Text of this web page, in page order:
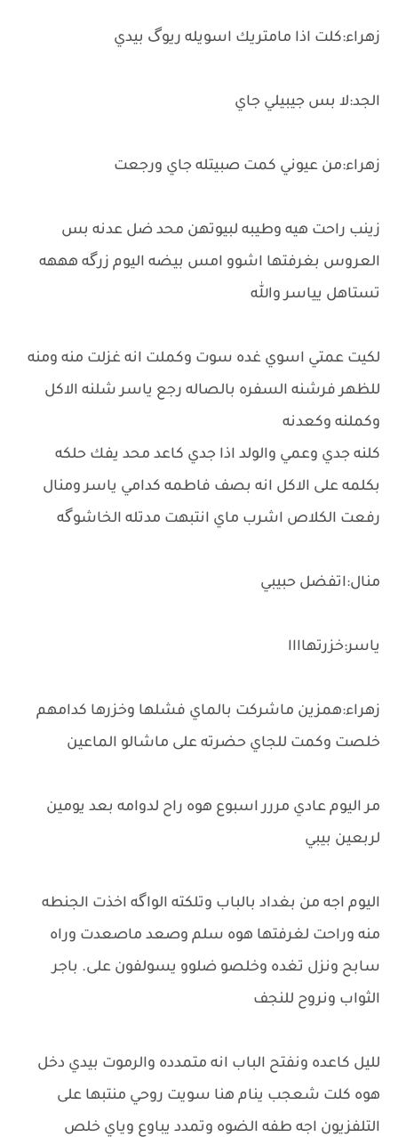
زهراء:كلت اذا مامتريك اسويله ريوگ بيدي
الجد:لا بس جيبيلي جاي
زهراء:من عيوني كمت صبيتله جاي ورجعت
زينب راحت هيه وطيبه لبيوتهن محد ضل عدنه بس
العروس بغرفتها اشوو امس بيضه اليوم زرگه هههه
تستاهل يياسر والله
لكيت عمتي اسوي غده سوت وكملت انه غزلت منه ومنه
للظهر فرشنه السفره بالصاله رجع ياسر شلنه الاكل
وكملنه وكعدنه
كلنه جدي وعمي والولد اذا جدي كاعد محد يفك حلكه
بكلمه على الاكل انه بصف فاطمه كدامي ياسر ومنال
رفعت الكلاص اشرب ماي انتبهت مدتله الخاشوگه
منال:اتفضل حبيبي
ياسر:خزرتهاااا
زهراء:همزين ماشركت بالماي فشلها وخزرها كدامهم
خلصت وكمت للجاي حضرته على ماشالو الماعين
مر اليوم عادي مررر اسبوع هوه راح لدوامه بعد يومين
لربعين بيبي
اليوم اجه من بغداد بالباب وتلكته الواگه اخذت الجنطه
منه وراحت لغرفتها هوه سلم وصعد ماصعدت وراه
سابح ونزل تغده وخلصو ضلوو يسولفون على. باجر
الثواب ونروح للنجف
لليل كاعده ونفتح الباب انه متمدده والرموت بيدي دخل
هوه كلت شعجب ينام هنا سويت روحي منتبها على
التلفزيون اجه طفه الضوه وتمدد يباوع وياي خلص